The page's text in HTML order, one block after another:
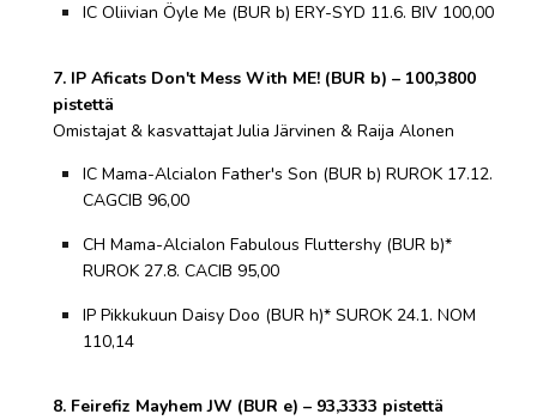
IC Oliivian Öyle Me (BUR b) ERY-SYD 11.6. BIV 100,00
7. IP Aficats Don't Mess With ME! (BUR b) – 100,3800
pistettä
Omistajat & kasvattajat Julia Järvinen & Raija Alonen
IC Mama-Alcialon Father's Son (BUR b) RUROK 17.12.
CAGCIB 96,00
CH Mama-Alcialon Fabulous Fluttershy (BUR b)*
RUROK 27.8. CACIB 95,00
IP Pikkukuun Daisy Doo (BUR h)* SUROK 24.1. NOM
110,14
8. Feirefiz Mayhem JW (BUR e) – 93,3333 pistettä